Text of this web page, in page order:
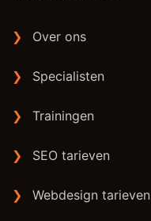
❯ Over ons
❯ Specialisten
❯ Trainingen
❯ SEO tarieven
❯ Webdesign tarieven